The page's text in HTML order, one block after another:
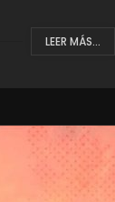
LEER MÁS...